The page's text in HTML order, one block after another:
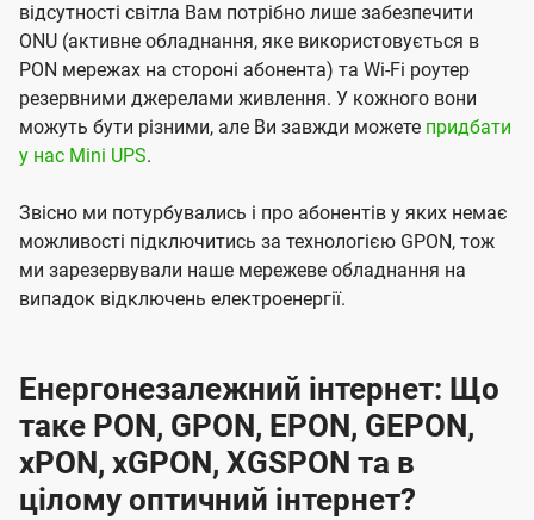
відсутності світла Вам потрібно лише забезпечити
ONU (активне обладнання, яке використовується в
PON мережах на стороні абонента) та Wi-Fi роутер
резервними джерелами живлення. У кожного вони
можуть бути різними, але Ви завжди можете придбати
у нас Mini UPS.
Звісно ми потурбувались і про абонентів у яких немає
можливості підключитись за технологією GPON, тож
ми зарезервували наше мережеве обладнання на
випадок відключень електроенергії.
Енергонезалежний інтернет: Що
таке PON, GPON, EPON, GEPON,
xPON, xGPON, XGSPON та в
цілому оптичний інтернет?